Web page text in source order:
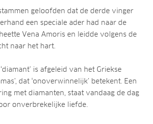
geloofden dat de derde vinger
een speciale ader had naar de
Vena Amoris en leidde volgens de
naar het hart.
is afgeleid van het Griekse
dat ‘onoverwinnelijk’ betekent. Een
met diamanten, staat vandaag de dag
onverbrekelijke liefde.